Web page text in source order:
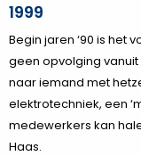
1999
Begin jaren ‘90 is het
geen opvolging vanuit
naar iemand met
elektrotechniek, een
medewerkers kan
Haas.